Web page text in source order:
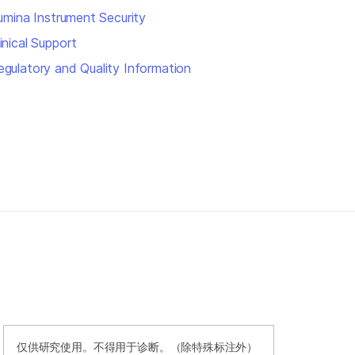
Instrument Security
Support
and Quality Information
仅供研究使用。不得用于诊断。（除特殊标注外）